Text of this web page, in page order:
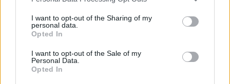
I want to opt-out of the Sharing of my
personal data.
Opted In
I want to opt-out of the Sale of my
Personal Data.
Opted In